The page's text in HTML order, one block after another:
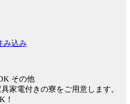
み込み
その他
家電付きの寮をご用意します。
！